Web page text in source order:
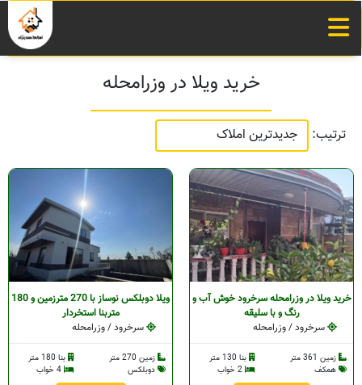
خرید ویلا در وزرامحله
ترتیب:
خرید ویلا در وزرامحله سرخرود خوش آب و
رنگ و با سلیقه
سرخرود / وزرامحله
زمین 361 متر
بنا 130 متر
همکف
ویلا دوبلکس نوساز با 270 مترزمین و 180
متربنا استخردار
سرخرود / وزرامحله
زمین 270 متر
بنا 180 متر
دوبلکس